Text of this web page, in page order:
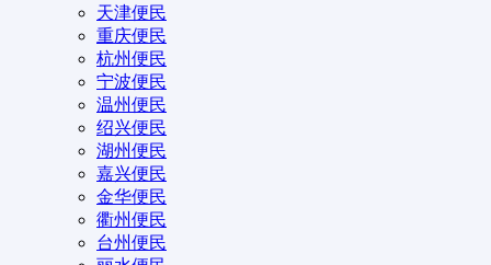
天津便民
重庆便民
杭州便民
宁波便民
温州便民
绍兴便民
湖州便民
嘉兴便民
金华便民
衢州便民
台州便民